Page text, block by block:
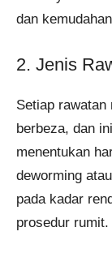
dan
2. Jenis
Setiap rawatan
berbeza, dan
menentukan
deworming
pada kadar
prosedur rumit.